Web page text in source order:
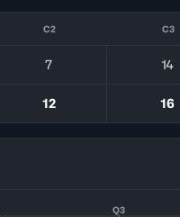
C2 C3
7 14
12 16
Q3